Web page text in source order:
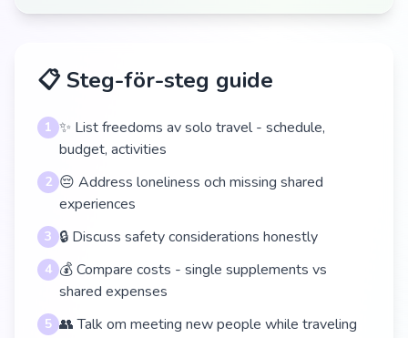
📋 Steg-för-steg guide
1 ✨ List freedoms av solo travel - schedule,
budget, activities
2 😔 Address loneliness och missing shared
experiences
3 🔒 Discuss safety considerations honestly
4 💰 Compare costs - single supplements vs
shared expenses
5 👥 Talk om meeting new people while traveling